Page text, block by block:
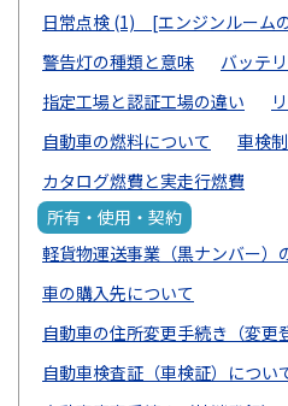
日常点検 (1) [エンジンルーム
警告灯の種類と意味
バッテ
指定工場と認証工場の違い
自動車の燃料について
車検
カタログ燃費と実走行燃費
所有・使用・契約
軽貨物運送事業（黒ナンバー）
車の購入先について
自動車の住所変更手続き（変更
自動車検査証（車検証）につい